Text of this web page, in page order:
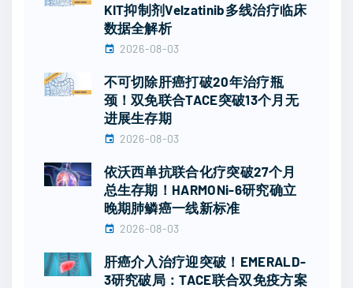
KIT抑制剂Velzatinib多线治疗临床
数据全解析
2026-08-03
不可切除肝癌打破20年治疗瓶
颈！双免联合TACE突破13个月无
进展生存期
2026-08-03
依沃西单抗联合化疗突破27个月
总生存期！HARMONi-6研究确立
晚期肺鳞癌一线新标准
2026-08-03
肝癌介入治疗迎突破！EMERALD-
3研究破局：TACE联合双免疫方案